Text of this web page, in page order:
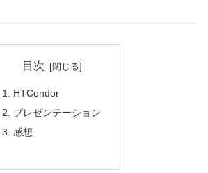
目次
HTCondor
プレゼンテーション
感想